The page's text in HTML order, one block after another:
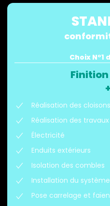
Choix N°1
+
Réalisation des
Réalisation des
Électricité
Enduits extérieurs
Isolation des combles
Installation du
Pose carrelage et